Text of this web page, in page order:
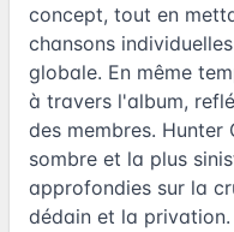
concept, tout en
chansons
globale. En même
à travers l'album,
des membres.
sombre et la plus
approfondies sur la
dédain et la privation.